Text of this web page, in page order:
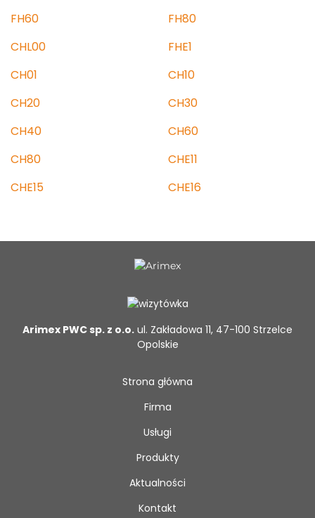
FH60
FH80
CHL00
FHE1
CH01
CH10
CH20
CH30
CH40
CH60
CH80
CHE11
CHE15
CHE16
Arimex PWC sp. z o.o. ul. Zakładowa 11, 47-100 Strzelce
Opolskie
Strona główna
Firma
Usługi
Produkty
Aktualności
Kontakt